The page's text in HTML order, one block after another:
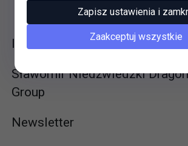
Informacje
Sławomir Niedźwiedzki
Group
Newsletter
Zapisz ustawienia i
Zaakceptuj wszystkie